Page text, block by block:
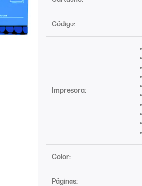
Código:
Impresora:
Color:
Páginas: